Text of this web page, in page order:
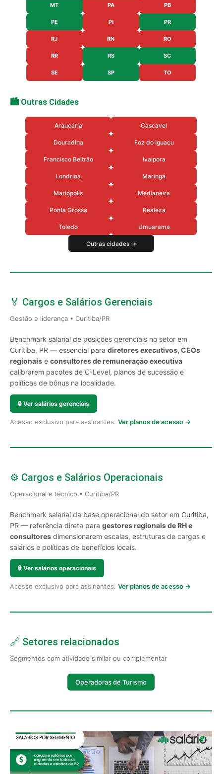
MT PA PB
PE PI PR
RJ RN RO
RR RS SC
SE SP TO
🏙️ Outras Cidades
Araucária Cascavel
Douradina Foz do Iguaçu
Francisco Beltrão Ivaipora
Londrina Maringá
Mariópolis Medianeira
Ponta Grossa Realeza
Toledo Umuarama
Outras cidades →
🏅 Cargos e Salários Gerenciais
Gestão e liderança • Curitiba/PR
Benchmark salarial de posições gerenciais no setor em
Curitiba, PR — essencial para diretores executivos, CEOs
regionais e consultores de remuneração executiva
calibrarem pacotes de C-Level, planos de sucessão e
políticas de bônus na localidade.
🔒 Ver salários gerenciais
Acesso exclusivo para assinantes. Ver planos de acesso →
⚙️ Cargos e Salários Operacionais
Operacional e técnico • Curitiba/PR
Benchmark salarial da base operacional do setor em Curitiba,
PR — referência direta para gestores regionais de RH e
consultores dimensionarem escalas, estruturas de cargos e
salários e políticas de benefícios locais.
🔒 Ver salários operacionais
Acesso exclusivo para assinantes. Ver planos de acesso →
🔗 Setores relacionados
Segmentos com atividade similar ou complementar
Operadoras de Turismo